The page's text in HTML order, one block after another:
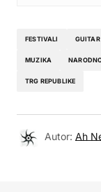
FESTIVALI
MUZIKA
TRG REPUBLIKE
Autor: Ah